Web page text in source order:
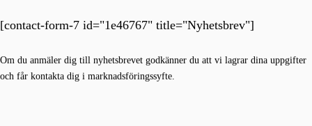
[contact-form-7 id="1e46767" title="Nyhetsbrev"]
Om du anmäler dig till nyhetsbrevet godkänner du att vi lagrar dina uppgifter
och får kontakta dig i marknadsföringssyfte.